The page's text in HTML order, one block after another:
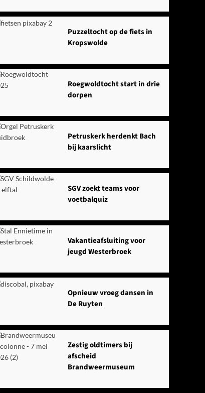
Puzzeltocht op de fiets in
Kropswolde
Roegwoldtocht start in drie
dorpen
Petruskerk herdenkt Bach
bij kaarslicht
SGV zoekt teams voor
voetbalquiz
Vakantieafsluiting voor
jeugd Westerbroek
Opnieuw vroeg dansen in
De Ruyten
Zestig oldtimers bij
afscheid
Brandweermuseum